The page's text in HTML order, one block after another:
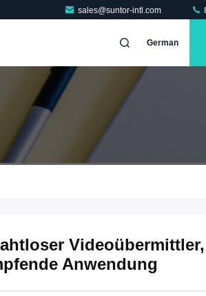
sales@suntor-intl.com
German
Videoübermittler,
Anwendung